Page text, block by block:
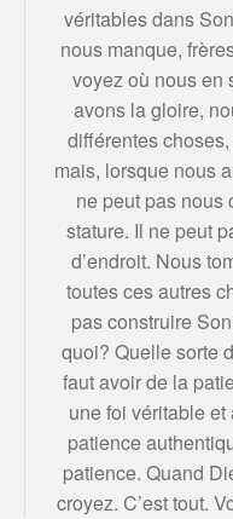
véritables dans
nous manque,
voyez où nous en
avons la gloire,
différentes
mais, lorsque nous
ne peut pas nous
stature. Il ne peut
d’endroit. Nous
toutes ces autres
pas construire
quoi? Quelle sorte
faut avoir de la
une foi véritable
patience
patience. Quand
croyez. C’est tout.